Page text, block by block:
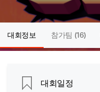
대회정보 참가팀 (16)
대회일정